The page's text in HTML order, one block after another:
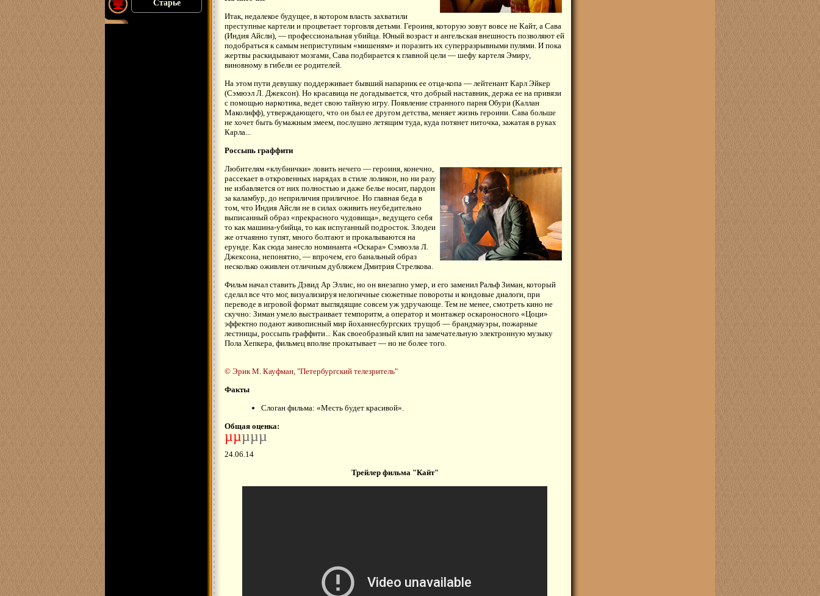
Старье
Итак, недалекое будущее, в котором власть захватили
преступные картели и процветает торговля детьми. Героиня, которую зовут вовсе не Кайт, а Сава
(Индия Айсли), — профессиональная убийца. Юный возраст и ангельская внешность позволяют ей
подобраться к самым неприступным «мишеням» и поразить их суперразрывными пулями. И пока
жертвы раскидывают мозгами, Сава подбирается к главной цели — шефу картеля Эмиру,
виновному в гибели ее родителей.
На этом пути девушку поддерживает бывший напарник ее отца-копа — лейтенант Карл Эйкер
(Сэмюэл Л. Джексон). Но красавица не догадывается, что добрый наставник, держа ее на привязи
с помощью наркотика, ведет свою тайную игру. Появление странного парня Обури (Каллан
Маколифф), утверждающего, что он был ее другом детства, меняет жизнь героини. Сава больше
не хочет быть бумажным змеем, послушно летящим туда, куда потянет ниточка, зажатая в руках
Карла...
Россыпь граффити
Любителям «клубнички» ловить нечего — героиня, конечно,
рассекает в откровенных нарядах в стиле лоликон, но ни разу
не избавляется от них полностью и даже белье носит, пардон
за каламбур, до неприличия приличное. Но главная беда в
том, что Индия Айсли не в силах оживить неубедительно
выписанный образ «прекрасного чудовища», ведущего себя
то как машина-убийца, то как испуганный подросток. Злодеи
же отчаянно тупят, много болтают и прокалываются на
ерунде. Как сюда занесло номинанта «Оскара» Сэмюэла Л.
Джексона, непонятно, — впрочем, его банальный образ
несколько оживлен отличным дубляжем Дмитрия Стрелкова.
Фильм начал ставить Дэвид Ар Эллис, но он внезапно умер, и его заменил Ральф Зиман, который
сделал все что мог, визуализируя нелогичные сюжетные повороты и кондовые диалоги, при
переводе в игровой формат выглядящие совсем уж удручающе. Тем не менее, смотреть кино не
скучно: Зиман умело выстраивает темпоритм, а оператор и монтажер оскароносного «Цоци»
эффектно подают живописный мир йоханнесбургских трущоб — брандмауэры, пожарные
лестницы, россыпь граффити... Как своеобразный клип на замечательную электронную музыку
Пола Хепкера, фильмец вполне прокатывает — но не более того.
© Эрик М. Кауфман, "Петербургский телезритель"
Факты
Слоган фильма: «Месть будет красивой».
Общая оценка:
µµµµµ
24.06.14
Трейлер фильма "Кайт"